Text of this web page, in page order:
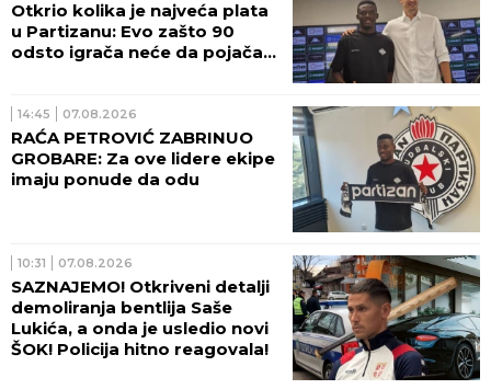
Otkrio kolika je najveća plata
u Partizanu: Evo zašto 90
odsto igrača neće da pojača
14:45 07.08.2026
RAĆA PETROVIĆ ZABRINUO
GROBARE: Za ove lidere ekipe
imaju ponude da odu
10:31 07.08.2026
SAZNAJEMO! Otkriveni detalji
demoliranja bentlija Saše
Lukića, a onda je usledio novi
ŠOK! Policija hitno reagovala!